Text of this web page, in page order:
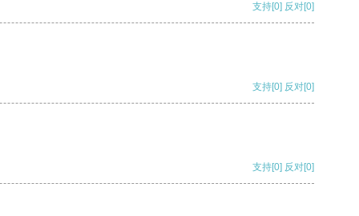
支持[0] 反对[0]
支持[0] 反对[0]
支持[0] 反对[0]